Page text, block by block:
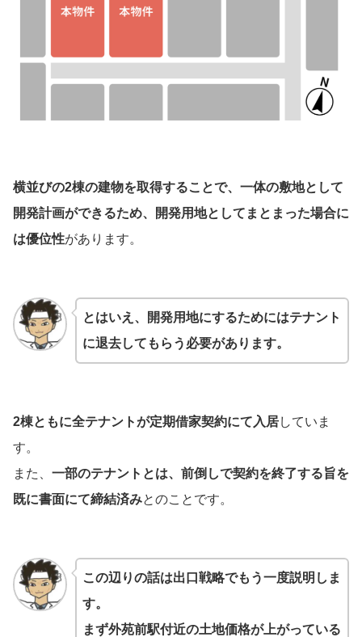
横並びの2棟の建物を取得することで、一体の敷地として
開発計画ができるため、開発用地としてまとまった場合に
は優位性があります。
とはいえ、開発用地にするためにはテナント
に退去してもらう必要があります。
2棟ともに全テナントが定期借家契約にて入居していま
す。
また、 一部のテナントとは、前倒しで契約を終了する旨を
既に書面にて締結済みとのことです。
この辺りの話は出口戦略でもう一度説明しま
す。
まず外苑前駅付近の土地価格が上がっている